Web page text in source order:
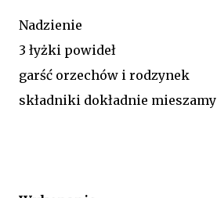
Nadzienie
3 łyżki powideł
garść orzechów i rodzynek
składniki dokładnie mieszamy